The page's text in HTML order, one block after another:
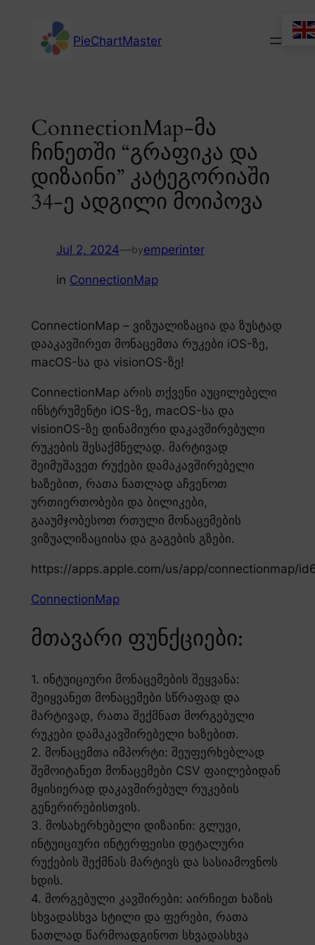
content
PieChartMaster
ConnectionMap-მა
ჩინეთში “გრაფიკა და
დიზაინი” კატეგორიაში
34-ე ადგილი მოიპოვა
Jul 2, 2024—byemperinter
in ConnectionMap
ConnectionMap – ვიზუალიზაცია და ზუსტად
დააკავშირეთ მონაცემთა რუკები iOS-ზე,
macOS-სა და visionOS-ზე!
ConnectionMap არის თქვენი აუცილებელი
ინსტრუმენტი iOS-ზე, macOS-სა და
visionOS-ზე დინამიური დაკავშირებული
რუკების შესაქმნელად. მარტივად
შეიმუშავეთ რუქები დამაკავშირებელი
ხაზებით, რათა ნათლად აჩვენოთ
ურთიერთობები და ბილიკები,
გააუმჯობესოთ რთული მონაცემების
ვიზუალიზაციისა და გაგების გზები.
https://apps.apple.com/us/app/connectionmap/
ConnectionMap
მთავარი ფუნქციები:
1. ინტუიციური მონაცემების შეყვანა:
შეიყვანეთ მონაცემები სწრაფად და
მარტივად, რათა შექმნათ მორგებული
რუკები დამაკავშირებელი ხაზებით.
2. მონაცემთა იმპორტი: შეუფერხებლად
შემოიტანეთ მონაცემები CSV ფაილებიდან
მყისიერად დაკავშირებულ რუკების
გენერირებისთვის.
3. მოსახერხებელი დიზაინი: გლუვი,
ინტუიციური ინტერფეისი დეტალური
რუქების შექმნას მარტივს და სასიამოვნოს
ხდის.
4. მორგებული კავშირები: აირჩიეთ ხაზის
სხვადასხვა სტილი და ფერები, რათა
ნათლად წარმოადგინოთ სხვადასხვა